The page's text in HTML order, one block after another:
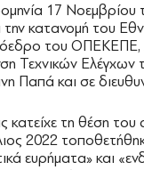
17 Νοεμβρίου
κατανομή του
του
Τεχνικών
και σε
κατείχε τη θέση
2022
ευρήματα» και